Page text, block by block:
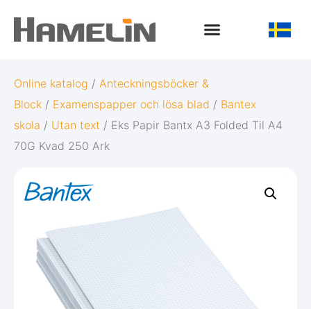
Online katalog / Anteckningsböcker &
Block / Examenspapper och lösa blad / Bantex
skola / Utan text / Eks Papir Bantx A3 Folded Til A4
70G Kvad 250 Ark